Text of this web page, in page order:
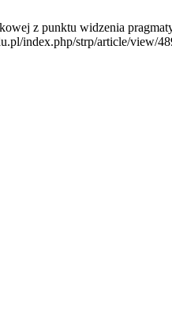
z punktu widzenia
index.php/strp/article/view/